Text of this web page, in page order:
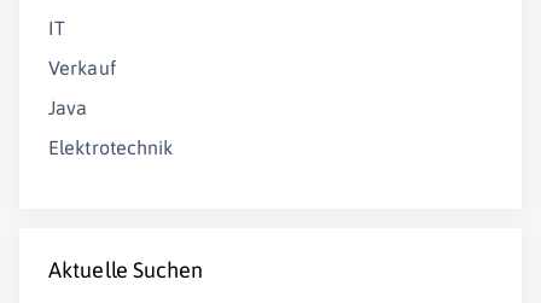
IT
Verkauf
Java
Elektrotechnik
Aktuelle Suchen